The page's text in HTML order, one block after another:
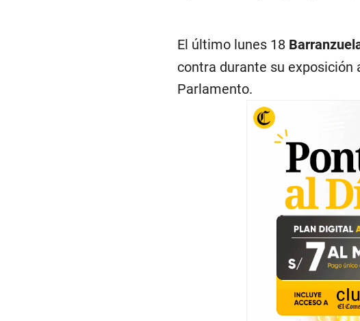
El último lunes 18
contra durante su exposición
Parlamento.